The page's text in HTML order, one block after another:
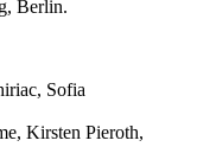
Berlin.
Sofia
Kirsten Pieroth,